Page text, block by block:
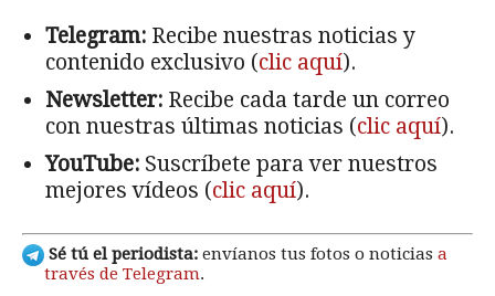
Telegram: Recibe nuestras noticias y
contenido exclusivo (clic aquí).
Newsletter: Recibe cada tarde un correo
con nuestras últimas noticias (clic aquí).
YouTube: Suscríbete para ver nuestros
mejores vídeos (clic aquí).
Sé tú el periodista: envíanos tus fotos o noticias a
través de Telegram.